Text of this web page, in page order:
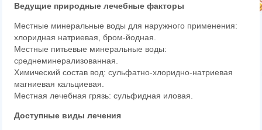
Ведущие природные лечебные факторы
Местные минеральные воды для наружного применения:
хлоридная натриевая, бром-йодная.
Местные питьевые минеральные воды:
среднеминерализованная.
Химический состав вод: сульфатно-хлоридно-натриевая
магниевая кальциевая.
Местная лечебная грязь: сульфидная иловая.
Доступные виды лечения